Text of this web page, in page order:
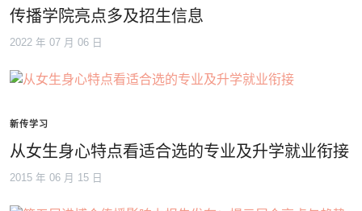
传播学院亮点多及招生信息
2022 年 07 月 06 日
新传学习
从女生身心特点看适合选的专业及升学就业衔接
2015 年 06 月 15 日